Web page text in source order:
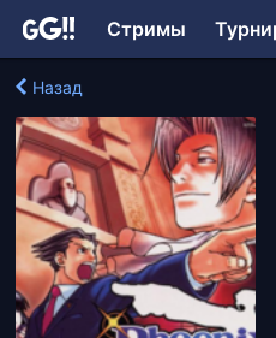
Стримы
Назад